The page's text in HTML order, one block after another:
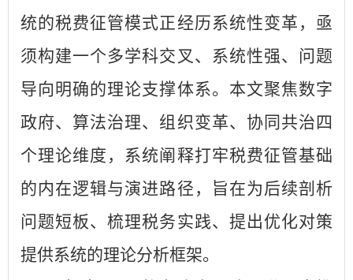
统的税费征管模式正经历系统性变革，亟
须构建一个多学科交叉、系统性强、问题
导向明确的理论支撑体系。本文聚焦数字
政府、算法治理、组织变革、协同共治四
个理论维度，系统阐释打牢税费征管基础
的内在逻辑与演进路径，旨在为后续剖析
问题短板、梳理税务实践、提出优化对策
提供系统的理论分析框架。